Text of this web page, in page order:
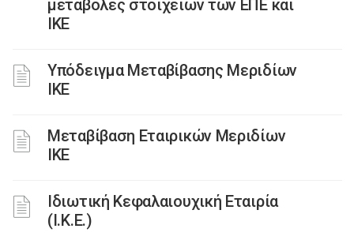
μεταβολές στοιχείων των ΕΠΕ και
ΙΚΕ
Υπόδειγμα Μεταβίβασης Μεριδίων
ΙΚΕ
Μεταβίβαση Εταιρικών Μεριδίων
ΙΚΕ
Ιδιωτική Κεφαλαιουχική Εταιρία
(Ι.Κ.Ε.)